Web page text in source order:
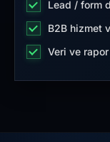
Lead / form
B2B hizmet
Veri ve